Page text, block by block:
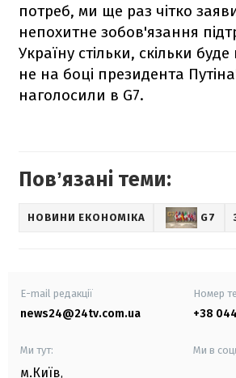
потреб, ми ще раз чітко
непохитне зобов'язання
Україну стільки, скільки
не на боці президента
наголосили в G7.
Повʼязані теми:
НОВИНИ ЕКОНОМІКА G7
E-mail редакції
news24@24tv.com.ua
Номер
+38
Ми тут:
м.Київ,
Ми в